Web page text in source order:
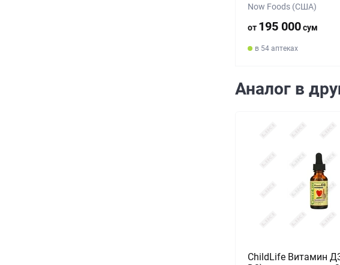
Now Foods (США)
от 195 000сум
в 54 аптеках
Аналог в
ChildLife Витамин